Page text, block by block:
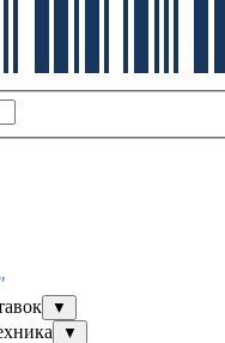
▼
▼